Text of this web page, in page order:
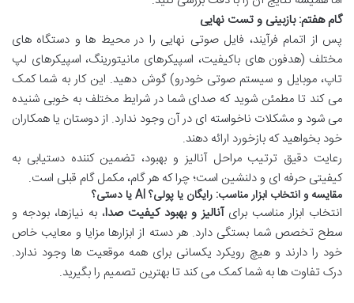
گام هفتم: بازبینی و تست نهایی
پس از اتمام فرآیند، فایل صوتی نهایی را در محیط ها و دستگاه های
مختلف (هدفون های باکیفیت، اسپیکرهای مانیتورینگ، اسپیکرهای لپ
تاپ، موبایل و سیستم صوتی خودرو) گوش دهید. این کار به شما کمک
می کند تا مطمئن شوید که صدای شما در شرایط مختلف به خوبی شنیده
می شود و مشکلات ناخواسته ای در آن وجود ندارد. از دوستان یا همکاران
خود بخواهید که بازخورد ارائه دهند.
رعایت دقیق ترتیب مراحل آنالیز و بهبود، تضمین کننده دستیابی به
کیفیتی حرفه ای و دلنشین است؛ چرا که هر گام، مکمل گام قبلی است.
مقایسه و انتخاب ابزار مناسب: رایگان یا پولی؟ AI یا دستی؟
انتخاب ابزار مناسب برایآنالیز و بهبود کیفیت صدا، به نیازها، بودجه و
سطح تخصص شما بستگی دارد. هر دسته از ابزارها مزایا و معایب خاص
خود را دارند و هیچ رویکرد یکسانی برای همه موقعیت ها وجود ندارد.
درک تفاوت ها به شما کمک می کند تا بهترین تصمیم را بگیرید.